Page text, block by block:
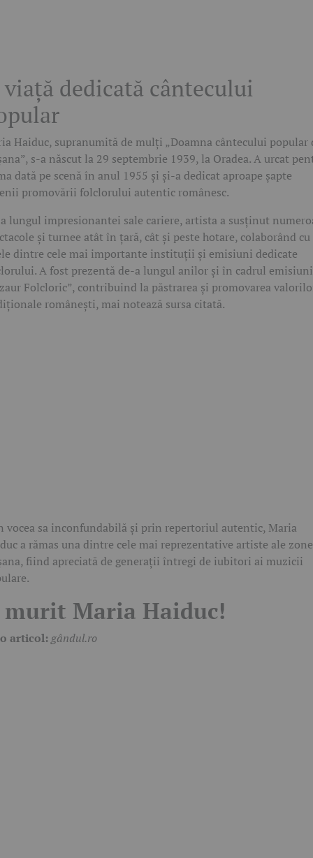
viață dedicată cântecului
Haiduc, supranumită de mulți „Doamna cântecului popular
s-a născut la 29 septembrie 1939, la Oradea. A urcat
dată pe scenă în anul 1955 și și-a dedicat aproape șapte
promovării folclorului autentic românesc.
lungul impresionantei sale cariere, artista a susținut
și turnee atât în țară, cât și peste hotare, colaborând cu
dintre cele mai importante instituții și emisiuni dedicate
A fost prezentă de-a lungul anilor și în cadrul
Folcloric”, contribuind la păstrarea și promovarea
românești, mai notează sursa citată.
vocea sa inconfundabilă și prin repertoriul autentic, Maria
a rămas una dintre cele mai reprezentative artiste ale
fiind apreciată de generații întregi de iubitori ai muzicii
murit Maria Haiduc!
articol:gândul.ro